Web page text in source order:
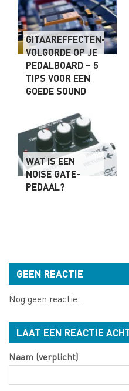
GITAAREFFECTEN-
VOLGORDE OP JE
PEDALBOARD – 5
TIPS VOOR EEN
GOEDE SOUND
WAT IS EEN
NOISE GATE-
PEDAAL?
GEEN REACTIE
Nog geen reactie...
LAAT EEN REACTIE
Naam (verplicht)